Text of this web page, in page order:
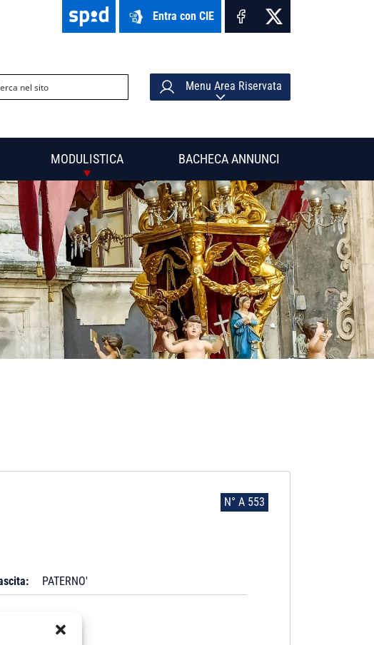
Entra con CIE
Menu Area Riservata
MODULISTICA BACHECA ANNUNCI
N° A 553
PATERNO'